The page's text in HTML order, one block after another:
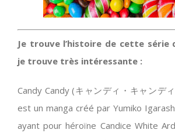
Je trouve l’histoire de cette série
je trouve très intéressante :
Candy Candy (キャンディ・キャンデ
est un manga créé par Yumiko
ayant pour héroïne Candice White